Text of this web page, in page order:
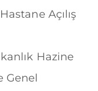
Açılış
Hazine
Genel